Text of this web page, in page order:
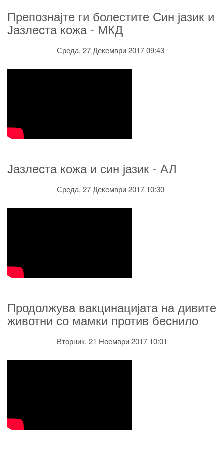
Препознајте ги болестите Син јазик и
Јазлеста кожа - МКД
Среда, 27 Декември 2017 09:43
Јазлеста кожа и син јазик - АЛ
Среда, 27 Декември 2017 10:30
Продолжува вакцинацијата на дивите
животни со мамки против беснило
Вторник, 21 Ноември 2017 10:01